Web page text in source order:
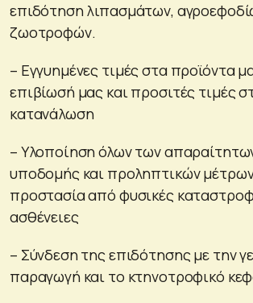
επιδότηση λιπασμάτων,
ζωοτροφών.
– Εγγυημένες τιμές στα προϊόντα
επιβίωσή μας και προσιτές τιμές
κατανάλωση
– Υλοποίηση όλων των
υποδομής και προληπτικών
προστασία από φυσικές
ασθένειες
– Σύνδεση της επιδότησης με την
παραγωγή και το κτηνοτροφικό